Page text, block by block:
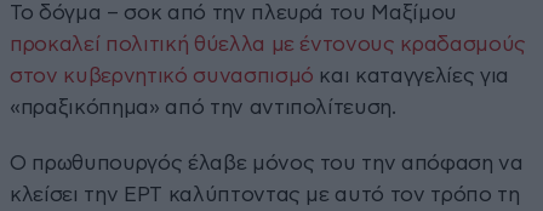
Το δόγμα – σοκ από την πλευρά του Μαξίμου
προκαλεί πολιτική θύελλα με έντονους κραδασμούς
στον κυβερνητικό συνασπισμό και καταγγελίες για
«πραξικόπημα» από την αντιπολίτευση.
Ο πρωθυπουργός έλαβε μόνος του την απόφαση να
κλείσει την ΕΡΤ καλύπτοντας με αυτό τον τρόπο τη